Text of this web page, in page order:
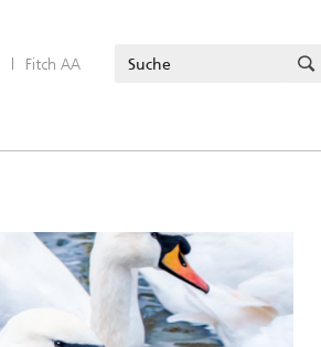
| Fitch AA